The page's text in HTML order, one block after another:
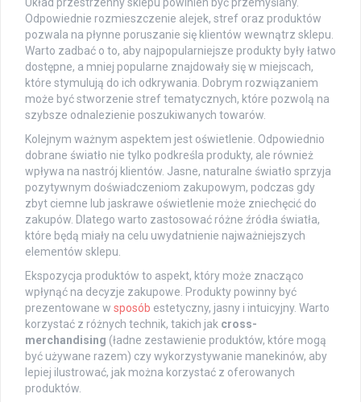
Odpowiednie rozmieszczenie alejek, stref oraz produktów
pozwala na płynne poruszanie się klientów wewnątrz sklepu.
Warto zadbać o to, aby najpopularniejsze produkty były łatwo
dostępne, a mniej popularne znajdowały się w miejscach,
które stymulują do ich odkrywania. Dobrym rozwiązaniem
może być stworzenie stref tematycznych, które pozwolą na
szybsze odnalezienie poszukiwanych towarów.
Kolejnym ważnym aspektem jest oświetlenie. Odpowiednio
dobrane światło nie tylko podkreśla produkty, ale również
wpływa na nastrój klientów. Jasne, naturalne światło sprzyja
pozytywnym doświadczeniom zakupowym, podczas gdy
zbyt ciemne lub jaskrawe oświetlenie może zniechęcić do
zakupów. Dlatego warto zastosować różne źródła światła,
które będą miały na celu uwydatnienie najważniejszych
elementów sklepu.
Ekspozycja produktów to aspekt, który może znacząco
wpłynąć na decyzje zakupowe. Produkty powinny być
prezentowane w sposób estetyczny, jasny i intuicyjny. Warto
korzystać z różnych technik, takich jak cross-
merchandising (ładne zestawienie produktów, które mogą
być używane razem) czy wykorzystywanie manekinów, aby
lepiej ilustrować, jak można korzystać z oferowanych
produktów.